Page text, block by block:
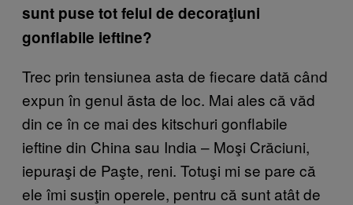
sunt puse tot felul de decoraţiuni
gonflabile ieftine?
Trec prin tensiunea asta de fiecare dată când
expun în genul ăsta de loc. Mai ales că văd
din ce în ce mai des kitschuri gonflabile
ieftine din China sau India – Moşi Crăciuni,
iepuraşi de Paşte, reni. Totuşi mi se pare că
ele îmi susţin operele, pentru că sunt atât de